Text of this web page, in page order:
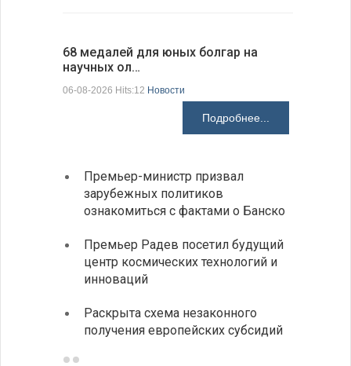
68 медалей для юных болгар на
научных ол…
06-08-2026 Hits:12 Новости
Подробнее...
Премьер-министр призвал
зарубежных политиков
ознакомиться с фактами о Банско
Премьер Радев посетил будущий
центр космических технологий и
инноваций
Раскрыта схема незаконного
получения европейских субсидий